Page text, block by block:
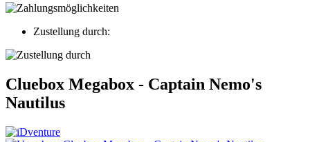
Zustellung durch:
Cluebox Megabox - Captain Nemo's
Nautilus